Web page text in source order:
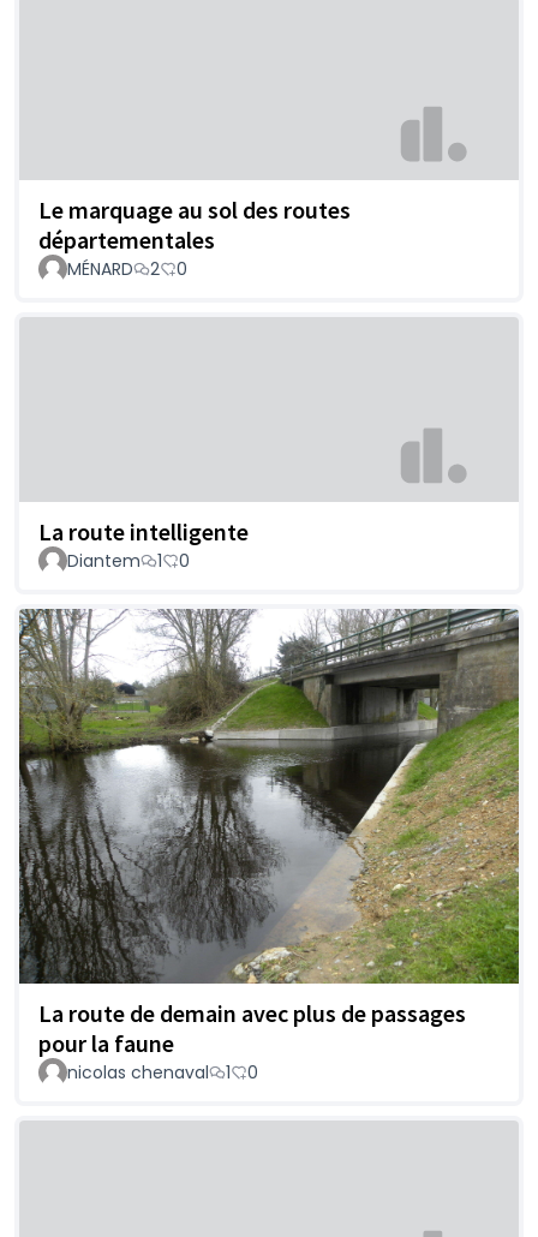
Le marquage au sol des routes
départementales
MÉNARD 2 0
La route intelligente
Diantem 1 0
La route de demain avec plus de passages
pour la faune
nicolas chenaval 1 0